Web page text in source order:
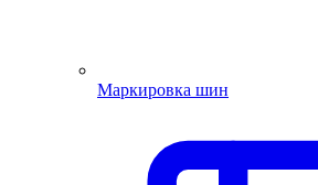
Маркировка шин